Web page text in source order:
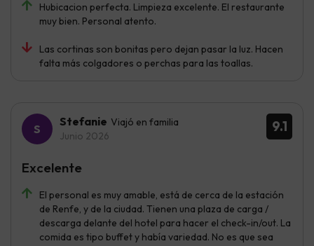
Hubicacion perfecta. Limpieza excelente. El restaurante
muy bien. Personal atento.
Las cortinas son bonitas pero dejan pasar la luz. Hacen
falta más colgadores o perchas para las toallas.
9.1
Stefanie Viajó en familia
Junio 2026
El personal es muy amable, está de cerca de la estación
de Renfe, y de la ciudad. Tienen una plaza de carga /
descarga delante del hotel para hacer el check-in/out. La
comida es tipo buffet y había variedad. No es que sea
Excelente